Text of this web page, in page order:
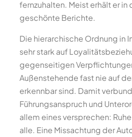
fernzuhalten. Meist erhält er in
geschönte Berichte.
Die hierarchische Ordnung in
sehr stark auf
gegenseitigen
Außenstehende fast nie auf
erkennbar sind. Damit
Führungsanspruch und
allem eines versprechen:
alle. Eine Missachtung der